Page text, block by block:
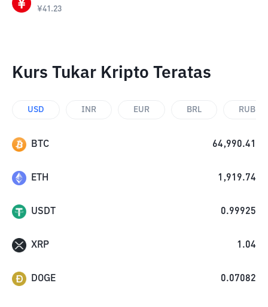
¥41.23
Kurs Tukar Kripto Teratas
USD INR EUR BRL RUB
BTC 64,990.41
ETH 1,919.74
USDT 0.99925
XRP 1.04
DOGE 0.07082